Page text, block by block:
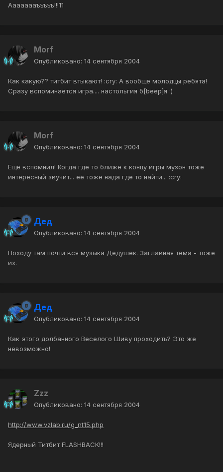
Аааааааъъъъъ!!!11
Morf
Опубликовано: 14 сентября 2004
Как какую?? титбит втыкают! :cry: А вообще молодцы ребята!
Сразу вспоминается игра.... настольгия б[beep]я :)
Morf
Опубликовано: 14 сентября 2004
Ещё вспомнил! Когда где то ближе к концу игры музон тоже
интересный звучит... её тоже нада где то найти... :cry:
Дед
Опубликовано: 14 сентября 2004
Походу там почти вся музыка Дедушек. Заглавная тема - тоже
их.
Дед
Опубликовано: 14 сентября 2004
Как этого долбанного Веселого Шиву проходить? Это же
невозможно!
Zzz
Опубликовано: 14 сентября 2004
http://www.vzlab.ru/g_nt15.php
Ядерный Титбит FLASHBACK!!!